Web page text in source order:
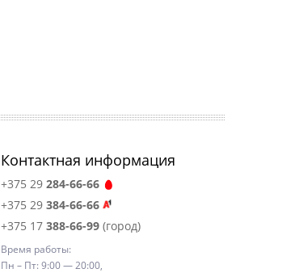
Контактная информация
+375 29 284-66-66
+375 29 384-66-66
+375 17 388-66-99(город)
Время работы:
Пн – Пт: 9:00 — 20:00,